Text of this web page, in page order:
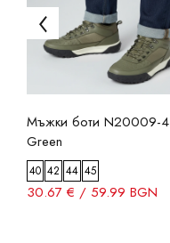
Мъжки боти N20009-4
Green
40 42 44 45
30.67 € / 59.99 BGN